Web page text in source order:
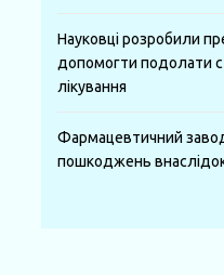
Науковці розробили
допомогти подолати
лікування
Фармацевтичний
пошкоджень